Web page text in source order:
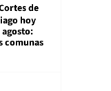
de
hoy
agosto:
comunas